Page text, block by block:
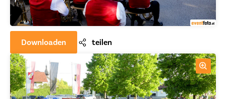
Downloaden teilen